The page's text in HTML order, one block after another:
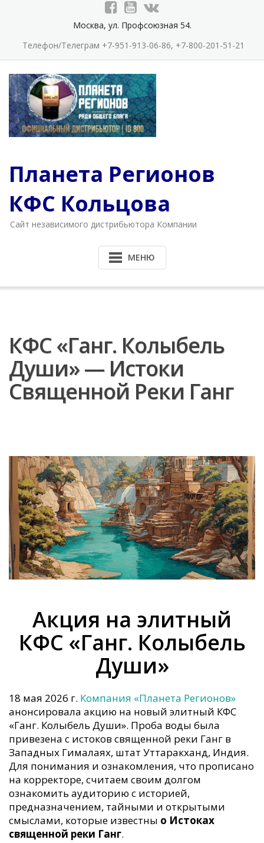
Москва, ул. Профсоюзная 54.
Телефон/Телеграм +7-951-913-06-86, +7-800-201-51-21
Планета Регионов
КФС Кольцова
Cайт независимого дистрибьютора Компании
МЕНЮ
КФС «Ганг. Колыбель
Души» — Истоки
Священной Реки Ганг
Акция на элитный
КФС «Ганг. Колыбель
Души»
18 мая 2026 г. Компания «Планета Регионов»
анонсировала акцию на новый элитный КФС
«Ганг. Колыбель Души». Проба воды была
привезена с истоков священной реки Ганг в
Западных Гималаях, штат Уттаракханд, Индия.
Для понимания и ознакомления, что прописано
на корректоре, считаем своим долгом
ознакомить аудиторию с историей,
предназначением, тайными и открытыми
смыслами, которые известны о Истоках
священной реки Ганг.